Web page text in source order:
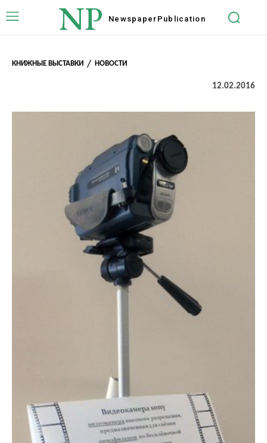
NP Newspaper Publication
КНИЖНЫЕ ВЫСТАВКИ НОВОСТИ
12.02.2016